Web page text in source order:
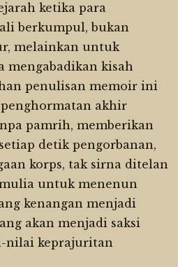
ketika para
berkumpul, bukan
melainkan untuk
mengabadikan kisah
penulisan memoir ini
akhir
pamrih, memberikan
detik pengorbanan,
korps, tak sirna ditelan
untuk menenun
kenangan menjadi
akan menjadi saksi
nilai keprajuritan